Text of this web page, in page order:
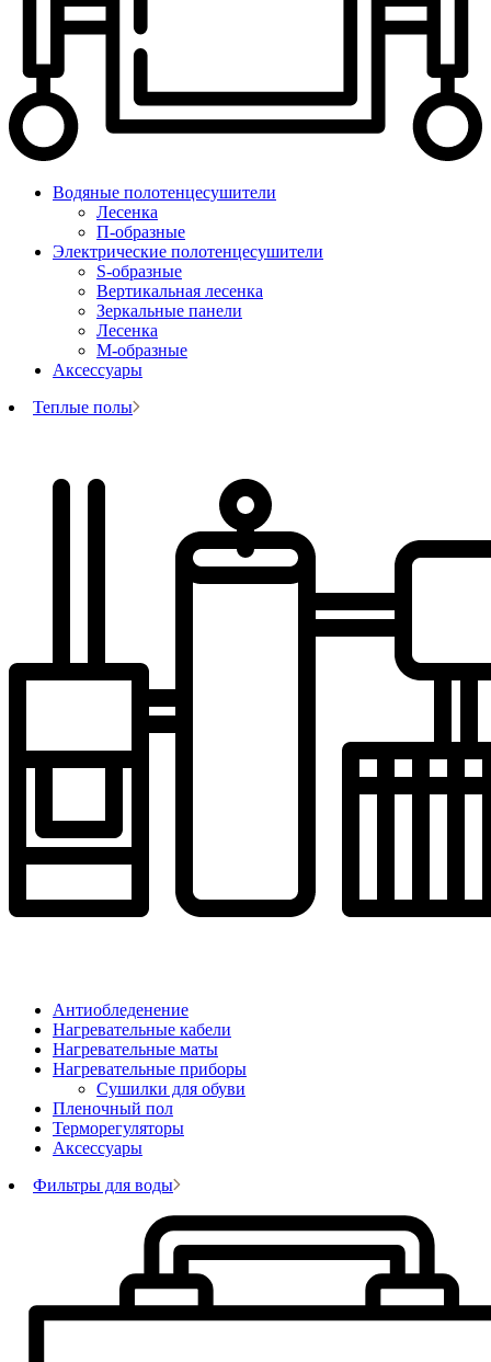
Водяные полотенцесушители
Лесенка
П-образные
Электрические полотенцесушители
S-образные
Вертикальная лесенка
Зеркальные панели
Лесенка
М-образные
Аксессуары
Теплые полы
Антиобледенение
Нагревательные кабели
Нагревательные маты
Нагревательные приборы
Сушилки для обуви
Пленочный пол
Терморегуляторы
Аксессуары
Фильтры для воды